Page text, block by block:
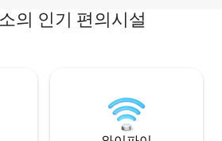
의 인기 편의시설